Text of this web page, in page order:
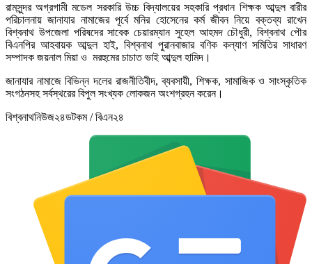
রামসুন্দর অগ্রগামী মডেল সরকারি উচ্চ বিদ্যালয়ের সহকারি প্রধান শিক্ষক আব্দুল বারীর
পরিচালনায় জানাযার নামাজের পূর্বে মনির হোসেনের কর্ম জীবন নিয়ে বক্তব্য রাখেন
বিশ্বনাথ উপজেলা পরিষদের সাবেক চেয়ারম্যান সুহেল আহমদ চৌধুরী, বিশ্বনাথ পৌর
বিএনপির আহবায়ক আব্দুল হাই, বিশ্বনাথ পুরানবাজার বণিক কল্যাণ সমিতির সাধারণ
সম্পাদক জয়নাল মিয়া ও মরহুমের চাচাত ভাই আব্দুল হামিদ।
জানাযার নামাজে বিভিন্ন দলের রাজনীতিবীদ, ব্যবসায়ী, শিক্ষক, সামাজিক ও সাংস্কৃতিক
সংগঠনসহ সর্বস্থরের বিপুল সংখ্যক লোকজন অংশগ্রহন করেন।
বিশ্বনাথনিউজ২৪ডটকম / বিএন২৪